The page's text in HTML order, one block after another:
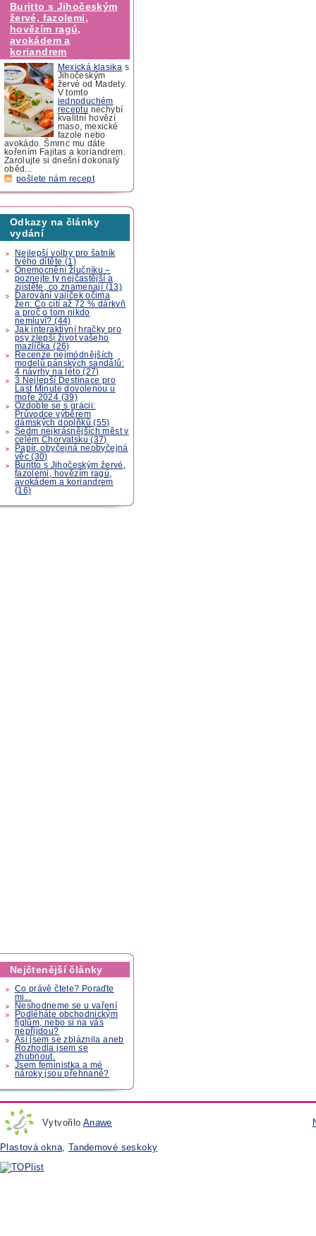
Buritto s Jihočeským
žervé, fazolemi,
hovězím ragú,
avokádem a
koriandrem
Mexická klasika s
Jihočeským
žervé od Madety.
V tomto
jednoduchém
receptu nechybí
kvalitní hovězí
maso, mexické
fazole nebo
avokádo. Šmrnc mu dáte
kořením Fajitas a koriandrem.
Zarolujte si dnešní dokonalý
oběd...
pošlete nám recept
Odkazy na články
vydání
Nejlepší volby pro šatník
tvého dítěte (1)
Onemocnění žlučníku –
poznejte ty nejčastější a
zjistěte, co znamenají (13)
Darování vajíček očima
žen: Co cítí až 72 % dárkyň
a proč o tom nikdo
nemluví? (44)
Jak interaktivní hračky pro
psy zlepší život vašeho
mazlíčka (26)
Recenze nejmódnějších
modelů pánských sandálů:
4 návrhy na léto (27)
3 Nejlepší Destinace pro
Last Minute dovolenou u
moře 2024 (39)
Ozdobte se s grácii:
Průvodce výběrem
dámských doplňků (55)
Sedm nejkrásnějších měst v
celém Chorvatsku (37)
Papír, obyčejná neobyčejná
věc (30)
Buritto s Jihočeským žervé,
fazolemi, hovězím ragú,
avokádem a koriandrem
(16)
Nejčtenější články
Co právě čtete? Poraďte
mi...
Neshodneme se u vaření
Podléháte obchodnickým
fíglům, nebo si na vás
nepřijdou?
Asi jsem se zbláznila aneb
Rozhodla jsem se
zhubnout.
Jsem feministka a mé
nároky jsou přehnané?
Vytvořilo Anawe
Plastová okna, Tandemové seskoky